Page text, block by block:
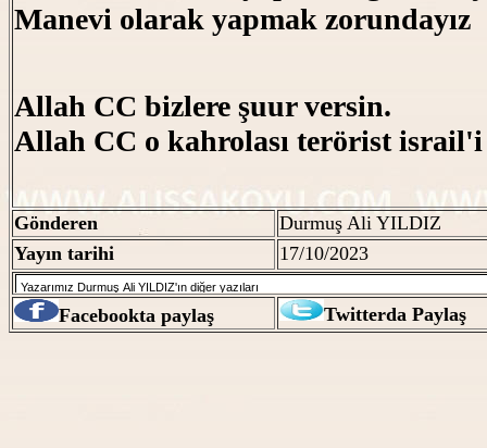
Manevi olarak yapmak zorundayız
Allah CC bizlere şuur versin.
Allah CC o kahrolası terörist
Gönderen
Durmuş Ali YILDIZ
Yayın tarihi 17/10/2023
Facebookta paylaş Twitterda Paylaş